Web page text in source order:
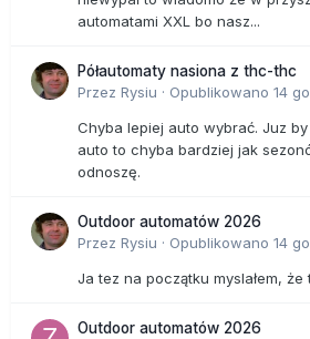
automatami XXL bo nasz...
Półautomaty nasiona z thc-thc
Przez Rysiu · Opublikowano 14
Chyba lepiej auto wybrać. Juz by
auto to chyba bardziej jak
odnoszę.
Outdoor automatów 2026
Przez Rysiu · Opublikowano 14
Ja tez na początku myslałem,
Outdoor automatów 2026